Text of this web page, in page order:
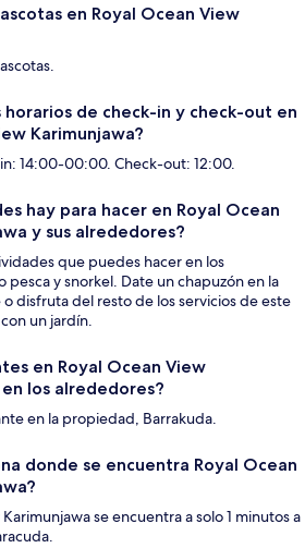
en Royal Ocean View
horarios de check-in y check-out en
Karimunjawa?
14:00-00:00. Check-out: 12:00.
hay para hacer en Royal Ocean
y sus alrededores?
que puedes hacer en los
pesca y snorkel. Date un chapuzón en la
o disfruta del resto de los servicios de este
un jardín.
en Royal Ocean View
los alrededores?
en la propiedad, Barrakuda.
donde se encuentra Royal Ocean
se encuentra a solo 1 minutos a